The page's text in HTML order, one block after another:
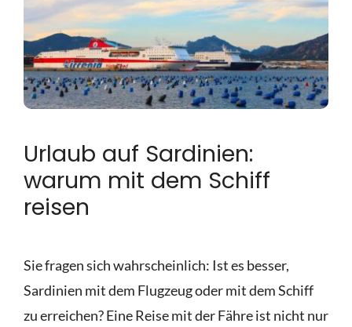
Urlaub auf Sardinien:
warum mit dem Schiff
reisen
Sie fragen sich wahrscheinlich: Ist es besser,
Sardinien mit dem Flugzeug oder mit dem Schiff
zu erreichen? Eine Reise mit der Fähre ist nicht nur